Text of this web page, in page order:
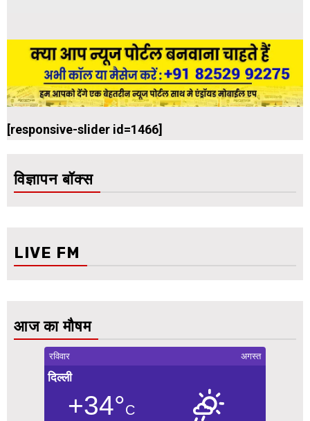
[responsive-slider id=1466]
विज्ञापन बॉक्स
LIVE FM
आज का मौषम
रविवार अगस्त
दिल्ली
+34°C